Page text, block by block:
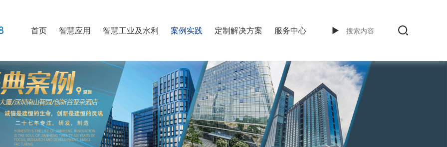
首页 智慧应用 智慧工业及水利 案例实践 定制解决方案 服务中心 ►